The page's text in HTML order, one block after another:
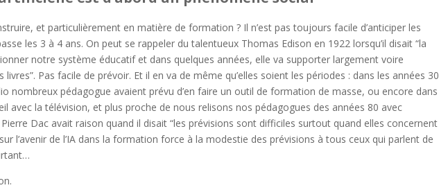
et particulièrement en matière de formation ? Il n’est pas toujours facile d’anticiper les
les 3 à 4 ans. On peut se rappeler du talentueux Thomas Edison en 1922 lorsqu’il disait “la
notre système éducatif et dans quelques années, elle va supporter largement voire
livres”. Pas facile de prévoir. Et il en va de même qu’elles soient les périodes : dans les années 30
nombreux pédagogue avaient prévu d’en faire un outil de formation de masse, ou encore dans
avec la télévision, et plus proche de nous relisons nos pédagogues des années 80 avec
Pierre Dac avait raison quand il disait “les prévisions sont difficiles surtout quand elles concernent
sur l’avenir de l’IA dans la formation force à la modestie des prévisions à tous ceux qui parlent de